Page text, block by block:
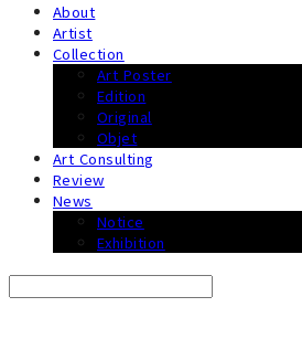
About
Artist
Collection
Art Poster
Edition
Original
Objet
Art Consulting
Review
News
Notice
Exhibition